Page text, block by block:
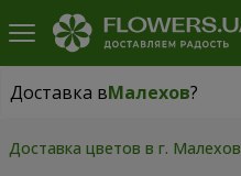
Доставка вМалехов?
Доставка вМалехов|
Доставка цветов в г. Малехов